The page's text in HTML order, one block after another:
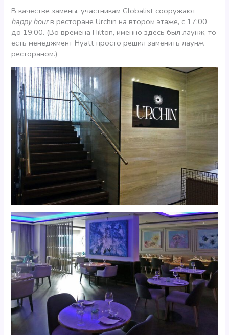
В качестве замены, участникам Globalist сооружают
happy hourв ресторане Urchin на втором этаже, с 17:00
до 19:00. (Во времена Hilton, именно здесь был лаунж, то
есть менеджмент Hyatt просто решил заменить лаунж
рестораном.)